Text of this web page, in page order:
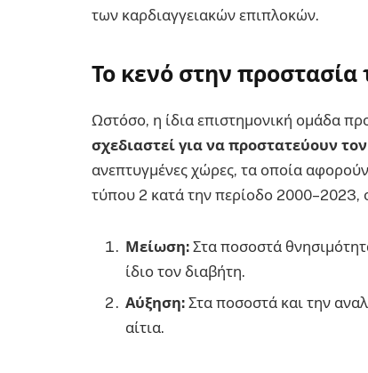
των καρδιαγγειακών επιπλοκών.
Το κενό στην
Ωστόσο, η ίδια επιστημονική ομάδα
σχεδιαστεί για να προστατεύουν
ανεπτυγμένες χώρες, τα οποία
τύπου 2 κατά την περίοδο 2000–2023,
Μείωση: Στα ποσοστά
ίδιο τον διαβήτη.
Αύξηση: Στα ποσοστά και την
αίτια.